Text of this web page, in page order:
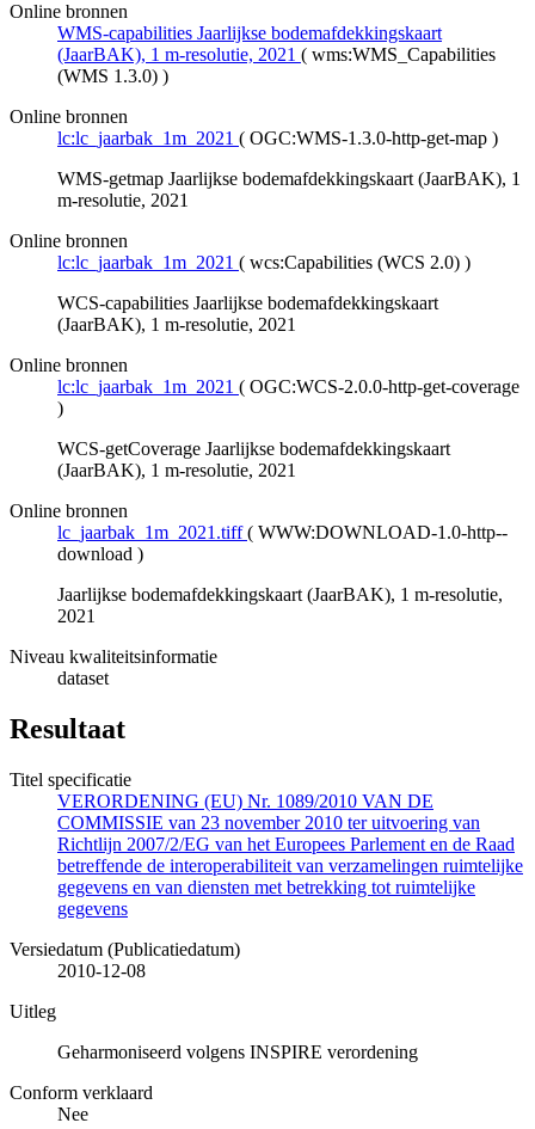
Online bronnen
WMS-capabilities Jaarlijkse bodemafdekkingskaart
(JaarBAK), 1 m-resolutie, 2021 ( wms:WMS_Capabilities
(WMS 1.3.0) )
Online bronnen
lc:lc_jaarbak_1m_2021 ( OGC:WMS-1.3.0-http-get-map )
WMS-getmap Jaarlijkse bodemafdekkingskaart (JaarBAK), 1
m-resolutie, 2021
Online bronnen
lc:lc_jaarbak_1m_2021 ( wcs:Capabilities (WCS 2.0) )
WCS-capabilities Jaarlijkse bodemafdekkingskaart
(JaarBAK), 1 m-resolutie, 2021
Online bronnen
lc:lc_jaarbak_1m_2021 ( OGC:WCS-2.0.0-http-get-coverage
)
WCS-getCoverage Jaarlijkse bodemafdekkingskaart
(JaarBAK), 1 m-resolutie, 2021
Online bronnen
lc_jaarbak_1m_2021.tiff ( WWW:DOWNLOAD-1.0-http--
download )
Jaarlijkse bodemafdekkingskaart (JaarBAK), 1 m-resolutie,
2021
Niveau kwaliteitsinformatie
dataset
Resultaat
Titel specificatie
VERORDENING (EU) Nr. 1089/2010 VAN DE
COMMISSIE van 23 november 2010 ter uitvoering van
Richtlijn 2007/2/EG van het Europees Parlement en de Raad
betreffende de interoperabiliteit van verzamelingen ruimtelijke
gegevens en van diensten met betrekking tot ruimtelijke
gegevens
Versiedatum (Publicatiedatum)
2010-12-08
Uitleg
Geharmoniseerd volgens INSPIRE verordening
Conform verklaard
Nee